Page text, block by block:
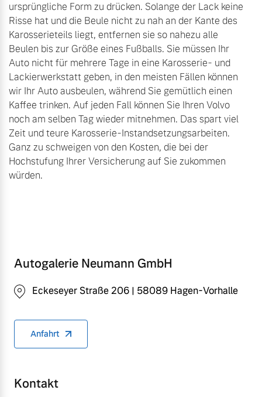
ursprüngliche Form zu drücken. Solange der Lack keine
Risse hat und die Beule nicht zu nah an der Kante des
Karosserieteils liegt, entfernen sie so nahezu alle
Beulen bis zur Größe eines Fußballs. Sie müssen Ihr
Auto nicht für mehrere Tage in eine Karosserie- und
Lackierwerkstatt geben, in den meisten Fällen können
wir Ihr Auto ausbeulen, während Sie gemütlich einen
Kaffee trinken. Auf jeden Fall können Sie Ihren Volvo
noch am selben Tag wieder mitnehmen. Das spart viel
Zeit und teure Karosserie-Instandsetzungsarbeiten.
Ganz zu schweigen von den Kosten, die bei der
Hochstufung Ihrer Versicherung auf Sie zukommen
würden.
Autogalerie Neumann GmbH
Eckeseyer Straße 206 | 58089 Hagen-Vorhalle
Anfahrt
Kontakt